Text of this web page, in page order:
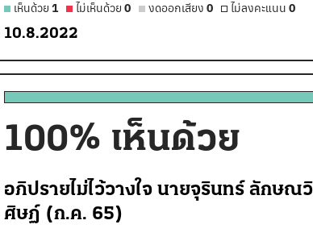
เห็นด้วย 1 ไม่เห็นด้วย 0 งดออกเสียง 0 ไม่ลงคะแนน 0
10.8.2022
100% เห็นด้วย
อภิปรายไม่ไว้วางใจ นายจุรินทร์ ลักษณวิ
ศิษฏ์ (ก.ค. 65)